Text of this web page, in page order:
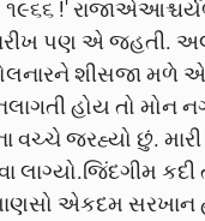
!'
પણ એ જહતી.
બોલનારને શીસજા
હોય તો મોન
વચ્ચે જરહ્યો છું.
લાગ્યો.જિંદગીમ
એકદમ સરખાન